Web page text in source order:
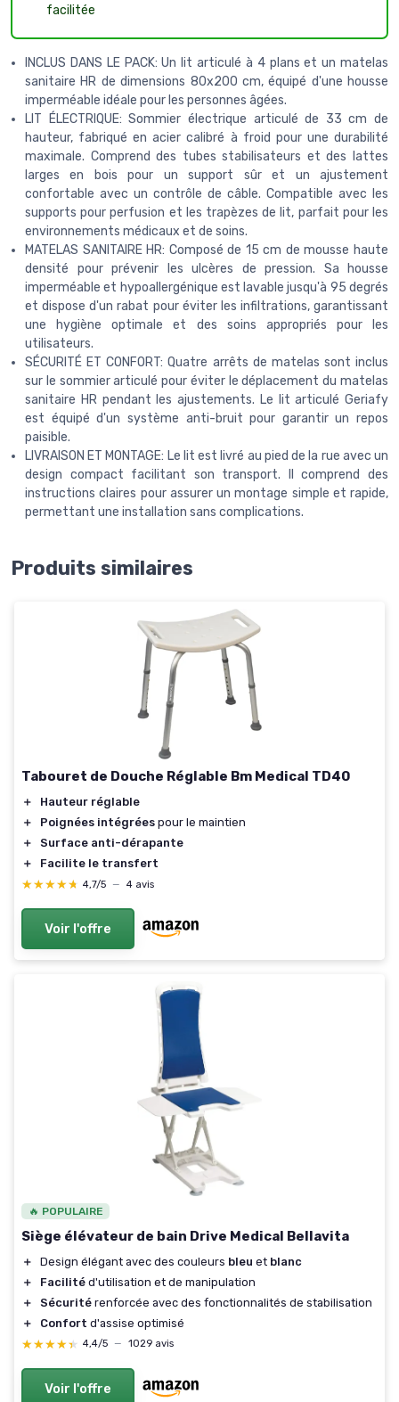
facilitée
INCLUS DANS LE PACK: Un lit articulé à 4 plans et un matelas
sanitaire HR de dimensions 80x200 cm, équipé d'une housse
imperméable idéale pour les personnes âgées.
LIT ÉLECTRIQUE: Sommier électrique articulé de 33 cm de
hauteur, fabriqué en acier calibré à froid pour une durabilité
maximale. Comprend des tubes stabilisateurs et des lattes
larges en bois pour un support sûr et un ajustement
confortable avec un contrôle de câble. Compatible avec les
supports pour perfusion et les trapèzes de lit, parfait pour les
environnements médicaux et de soins.
MATELAS SANITAIRE HR: Composé de 15 cm de mousse haute
densité pour prévenir les ulcères de pression. Sa housse
imperméable et hypoallergénique est lavable jusqu'à 95 degrés
et dispose d'un rabat pour éviter les infiltrations, garantissant
une hygiène optimale et des soins appropriés pour les
utilisateurs.
SÉCURITÉ ET CONFORT: Quatre arrêts de matelas sont inclus
sur le sommier articulé pour éviter le déplacement du matelas
sanitaire HR pendant les ajustements. Le lit articulé Geriafy
est équipé d'un système anti-bruit pour garantir un repos
paisible.
LIVRAISON ET MONTAGE: Le lit est livré au pied de la rue avec un
design compact facilitant son transport. Il comprend des
instructions claires pour assurer un montage simple et rapide,
permettant une installation sans complications.
Produits similaires
Tabouret de Douche Réglable Bm Medical TD40
＋
Hauteur réglable
＋
Poignées intégrées pour le maintien
＋
Surface anti-dérapante
＋
Facilite le transfert
★★★★★
★★★★★ 4,7/5 — 4 avis
Voir l'offre
🔥 POPULAIRE
Siège élévateur de bain Drive Medical Bellavita
＋ Design élégant avec des couleurs bleu et blanc
＋
Facilité d'utilisation et de manipulation
＋
Sécurité renforcée avec des fonctionnalités de stabilisation
＋
Confort d'assise optimisé
★★★★★
★★★★★ 4,4/5 — 1029 avis
Voir l'offre